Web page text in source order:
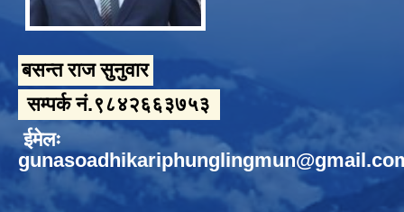
बसन्त राज सुनुवार
सम्पर्क नं.९८४२६६३७५३
ईमेलः